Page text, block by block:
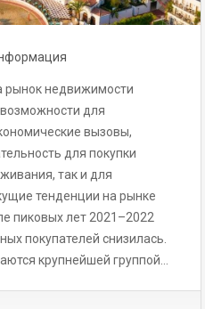
рынок недвижимости
для
вызовы,
для покупки
так и для
тенденции на рынке
пиковых лет 2021–2022
покупателей снизилась.
крупнейшей группой…